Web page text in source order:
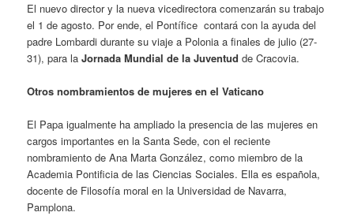
El nuevo director y la nueva vicedirectora comenzarán su trabajo
el 1 de agosto. Por ende, el Pontífice contará con la ayuda del
padre Lombardi durante su viaje a Polonia a finales de julio (27-
31), para laJornada Mundial de la Juventud de Cracovia.
Otros nombramientos de mujeres en el Vaticano
El Papa igualmente ha ampliado la presencia de las mujeres en
cargos importantes en la Santa Sede, con el reciente
nombramiento de Ana Marta González, como miembro de la
Academia Pontificia de las Ciencias Sociales. Ella es española,
docente de Filosofía moral en la Universidad de Navarra,
Pamplona.